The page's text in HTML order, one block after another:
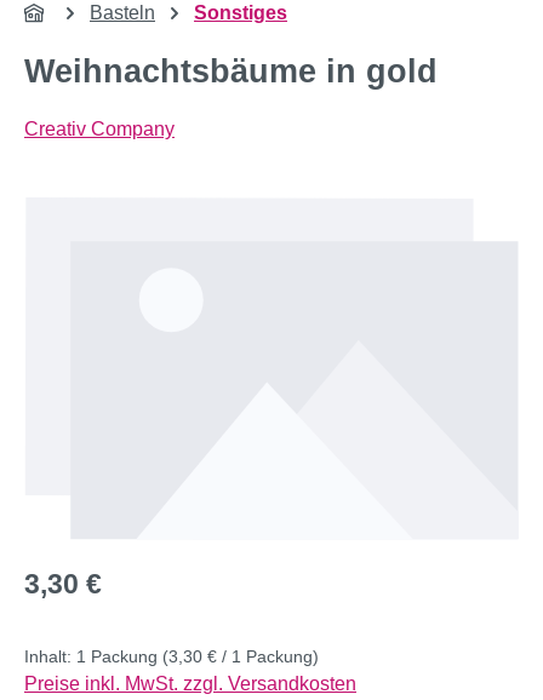
Basteln Sonstiges
Weihnachtsbäume in gold
Creativ Company
Regulärer Preis:
3,30 €
Inhalt: 1 Packung (3,30 € / 1 Packung)
Preise inkl. MwSt. zzgl. Versandkosten